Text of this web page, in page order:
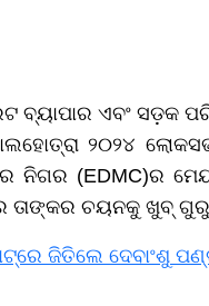
ବ୍ୟାପାର ଏବଂ
୨୦୨୪
ନିଗର (EDMC)ର
ତାଙ୍କର ଚୟନକୁ ଖୁବ୍
ଜିତିଲେ ଦେବାଂଶୁ